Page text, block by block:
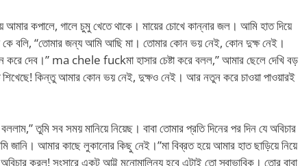
আমার কপালে, গালে চুমু খেতে থাকে। মায়ের চোখে কান্নার জল। আমি হাত দিয়ে
কে বলি, “তোমার জন্য আমি আছি মা। তোমার কোন ভয় নেই, কোন দুক্ষ নেই।
করে দেব।” ma chele fuckমা হাসার চেষ্টা করে বলল,” আমার ছেলে দেখি বড়
শিখেছে! কিন্তু আমার কোন ভয় নেই, দুক্ষও নেই। আর নতুন করে চাওয়া পাওয়ারই
তুমি সব সময় মানিয়ে নিয়েছ। বাবা তোমার প্রতি দিনের পর দিন যে অবিচার
আমার কাছে লুকানোর কিছু নেই।”মা বিব্রত হয়ে আমার হাত ছাড়িয়ে নিয়ে
করল! সংসারে একটু আট্টু মনোমালিন্য হবে এটাই তো স্বাভাবিক। তোর বাবা